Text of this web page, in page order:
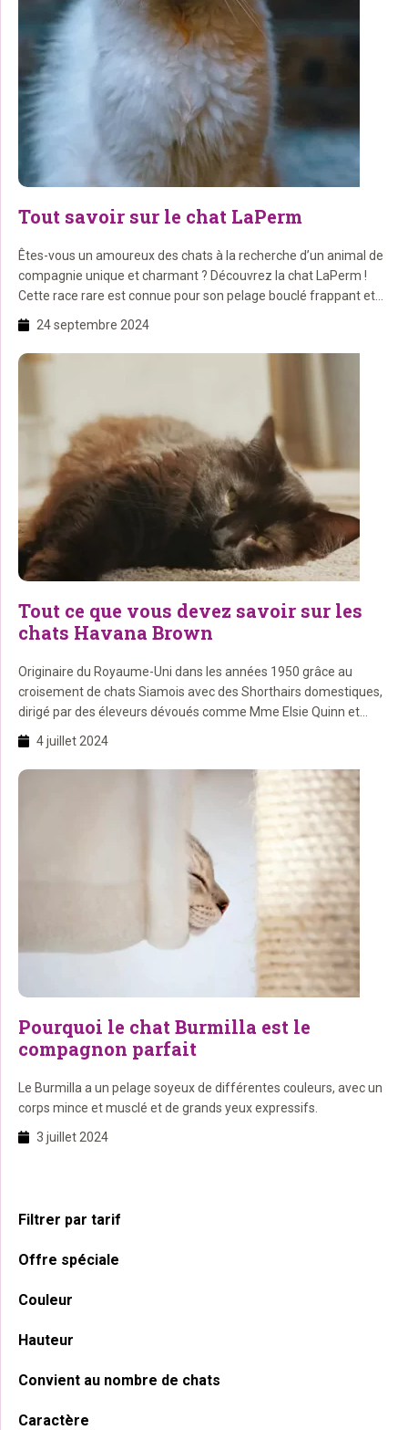
Tout savoir sur le chat LaPerm
Êtes-vous un amoureux des chats à la recherche d’un animal de
compagnie unique et charmant ? Découvrez la chat LaPerm !
Cette race rare est connue pour son pelage bouclé frappant et
sa personnalité joueuse. Dans ce blog, nous plongeons
profondément dans le monde de la LaPerm et découvrons tout
ce que vous devez savoir […]
24 septembre 2024
Tout ce que vous devez savoir sur les
chats Havana Brown
Originaire du Royaume-Uni dans les années 1950 grâce au
croisement de chats Siamois avec des Shorthairs domestiques,
dirigé par des éleveurs dévoués comme Mme Elsie Quinn et
Mme Rachel Rodgers.
4 juillet 2024
Pourquoi le chat Burmilla est le
compagnon parfait
Le Burmilla a un pelage soyeux de différentes couleurs, avec un
corps mince et musclé et de grands yeux expressifs.
3 juillet 2024
Barre
latérale
principale
Filtrer par tarif
Offre spéciale
Couleur
Hauteur
Convient au nombre de chats
Caractère